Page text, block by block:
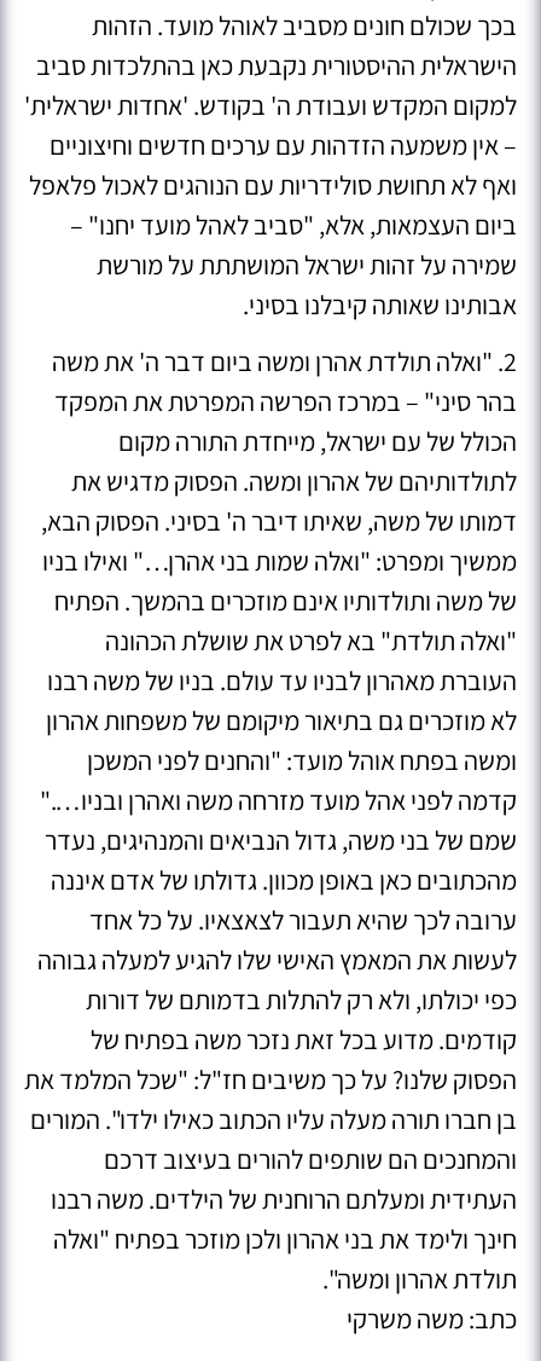
בכך שכולם חונים מסביב לאוהל מועד. הזהות
הישראלית ההיסטורית נקבעת כאן בהתלכדות סביב
למקום המקדש ועבודת ה' בקודש. 'אחדות ישראלית'
– אין משמעה הזדהות עם ערכים חדשים וחיצוניים
ואף לא תחושת סולידריות עם הנוהגים לאכול פלאפל
ביום העצמאות, אלא, "סביב לאהל מועד יחנו" –
שמירה על זהות ישראל המושתתת על מורשת
אבותינו שאותה קיבלנו בסיני.
2. "ואלה תולדת אהרן ומשה ביום דבר ה' את משה
בהר סיני" – במרכז הפרשה המפרטת את המפקד
הכולל של עם ישראל, מייחדת התורה מקום
לתולדותיהם של אהרון ומשה. הפסוק מדגיש את
דמותו של משה, שאיתו דיבר ה' בסיני. הפסוק הבא,
ממשיך ומפרט: "ואלה שמות בני אהרן…" ואילו בניו
של משה ותולדותיו אינם מוזכרים בהמשך. הפתיח
"ואלה תולדת" בא לפרט את שושלת הכהונה
העוברת מאהרון לבניו עד עולם. בניו של משה רבנו
לא מוזכרים גם בתיאור מיקומם של משפחות אהרון
ומשה בפתח אוהל מועד: "והחנים לפני המשכן
קדמה לפני אהל מועד מזרחה משה ואהרן ובניו…."
שמם של בני משה, גדול הנביאים והמנהיגים, נעדר
מהכתובים כאן באופן מכוון. גדולתו של אדם איננה
ערובה לכך שהיא תעבור לצאצאיו. על כל אחד
לעשות את המאמץ האישי שלו להגיע למעלה גבוהה
כפי יכולתו, ולא רק להתלות בדמותם של דורות
קודמים. מדוע בכל זאת נזכר משה בפתיח של
הפסוק שלנו? על כך משיבים חז"ל: "שכל המלמד את
בן חברו תורה מעלה עליו הכתוב כאילו ילדו". המורים
והמחנכים הם שותפים להורים בעיצוב דרכם
העתידית ומעלתם הרוחנית של הילדים. משה רבנו
חינך ולימד את בני אהרון ולכן מוזכר בפתיח "ואלה
תולדת אהרון ומשה".
כתב: משה משרקי